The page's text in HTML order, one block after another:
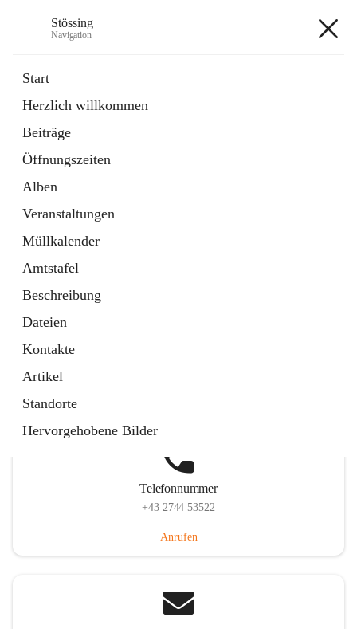
Stössing
Navigation
Start
Herzlich willkommen
Beiträge
Öffnungszeiten
Alben
Veranstaltungen
Müllkalender
Amtstafel
Beschreibung
Dateien
Kontakte
Artikel
Standorte
Hervorgehobene Bilder
Datei
in
Tab
Kindergarten
öffnet
in
neuem
Tab
Telefonnummer
+43 2744 53522
Anrufen